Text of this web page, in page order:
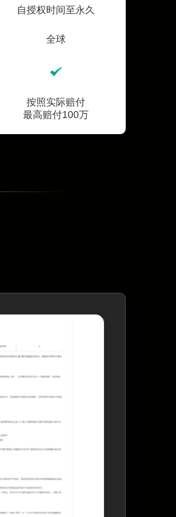
自授权时间至永久
全球
按照实际赔付
最高赔付100万